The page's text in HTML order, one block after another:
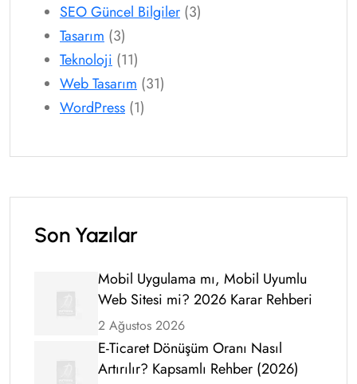
SEO Güncel Bilgiler (3)
Tasarım (3)
Teknoloji (11)
Web Tasarım (31)
WordPress (1)
Son Yazılar
Mobil Uygulama mı, Mobil Uyumlu
Web Sitesi mi? 2026 Karar Rehberi
2 Ağustos 2026
E-Ticaret Dönüşüm Oranı Nasıl
Artırılır? Kapsamlı Rehber (2026)